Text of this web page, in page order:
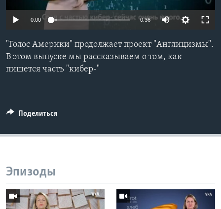
Learning English
СОЦИАЛЬНЫЕ СЕТИ
0:00 0:36
"Голос Америки" продолжает проект "Англицизмы".
В этом выпуске мы рассказываем о том, как
пишется часть "кибер-"
Поделиться
Эпизоды